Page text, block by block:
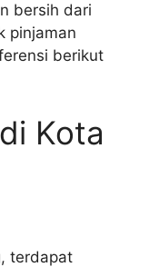
bersih dari
pinjaman
berikut
Kota
terdapat